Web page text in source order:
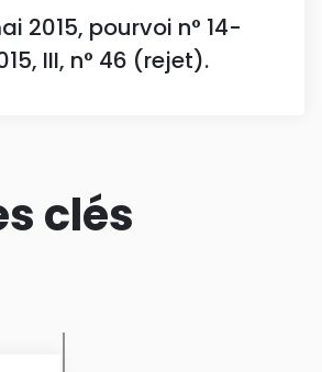
2015, pourvoi n° 14-
III, n° 46 (rejet).
clés